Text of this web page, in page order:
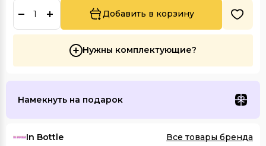
Добавить в корзину
Нужны комплектующие?
Намекнуть на подарок
In Bottle Все товары бренда